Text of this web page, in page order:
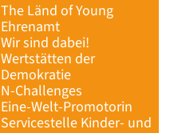
The Länd of Young
Ehrenamt
Wir sind dabei!
Wertstätten der
Demokratie
N-Challenges
Eine-Welt-Promotorin
Servicestelle Kinder- und